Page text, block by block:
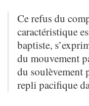
Ce refus du
caractéristique
baptiste,
du mouvement
du soulèvement
repli pacifique